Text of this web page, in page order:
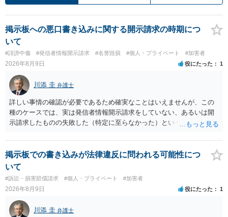
掲示板への悪口書き込みに関する開示請求の時期につ
いて
#誹謗中傷 #発信者情報開示請求 #名誉毀損 #個人・プライベート #加害者
2026年8月9日 役にたった 1
川添 圭 弁護士
詳しい事情の確認が必要であるため確実なことはいえませんが、この
種のケースでは、実は発信者情報開示請求をしていない、あるいは開
示請求したものの失敗した（特定に至らなかった）という事案が比較
な投稿をする場合にはなおさら）。
掲示板での書き込みが法律違反に問われる可能性につ
いて
#訴訟・損害賠償請求 #個人・プライベート #加害者
2026年8月9日 役にたった 1
川添 圭 弁護士